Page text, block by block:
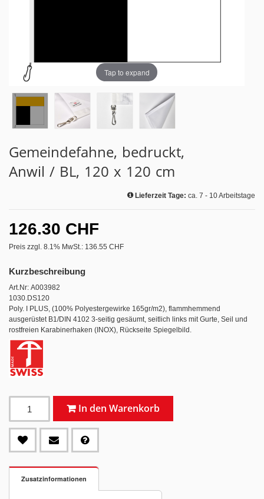
Tap to expand
Gemeindefahne, bedruckt,
Anwil / BL, 120 x 120 cm
Lieferzeit Tage: ca. 7 - 10 Arbeitstage
126.30 CHF
Preis zzgl. 8.1% MwSt.: 136.55 CHF
Kurzbeschreibung
Art.Nr: A003982
1030.DS120
Poly. I PLUS, (100% Polyestergewirke 165gr/m2), flammhemmend
ausgerüstet B1/DIN 4102 3-seitig gesäumt, seitlich links mit Gurte, Seil und
rostfreien Karabinerhaken (INOX), Rückseite Spiegelbild.
In den Warenkorb
Zusatzinformationen